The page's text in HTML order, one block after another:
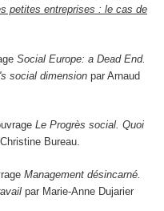
petites entreprises : le cas de
Social Europe: a Dead End.
social dimension par Arnaud
Le Progrès social. Quoi
Bureau.
Management désincarné.
par Marie-Anne Dujarier